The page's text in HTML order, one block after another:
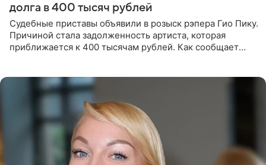
долга в 400 тысяч рублей
Судебные приставы объявили в розыск рэпера Гио Пику.
Причиной стала задолженность артиста, которая
приближается к 400 тысячам рублей. Как сообщает